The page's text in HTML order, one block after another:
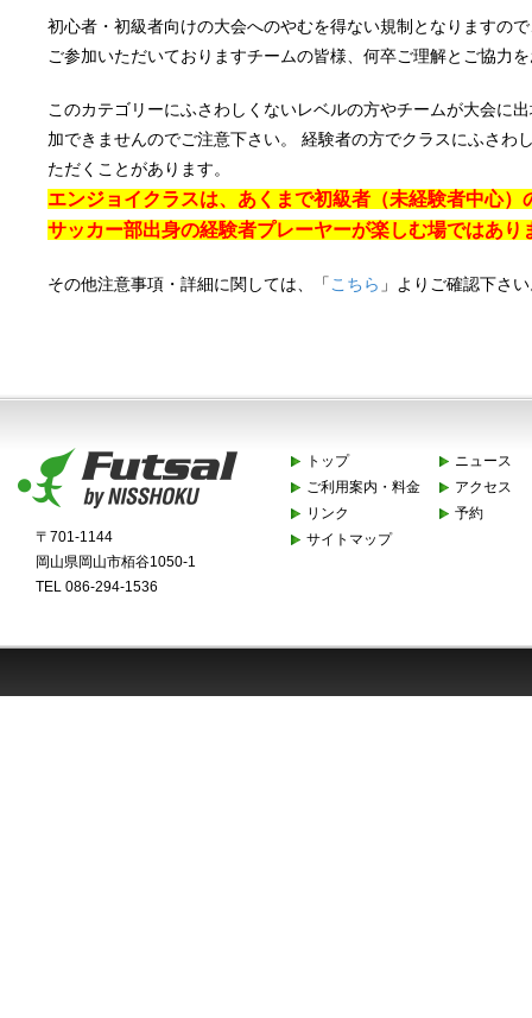
初心者・初級者向けの大会へのやむを得ない規制となりますの
ご参加いただいておりますチームの皆様、何卒ご理解とご協力
このカテゴリーにふさわしくないレベルの方やチームが大会に
加できませんのでご注意下さい。 経験者の方でクラスにふさわ
ただくことがあります。
エンジョイクラスは、あくまで初級者（未経験者中心）
サッカー部出身の経験者プレーヤーが楽しむ場ではあり
その他注意事項・詳細に関しては、「 こちら 」よりご確認下さ
〒701-1144
岡山県岡山市栢谷1050-1
TEL 086-294-1536
トップ
ニュース
ご利用案内・料金
アクセス
リンク
予約
サイトマップ